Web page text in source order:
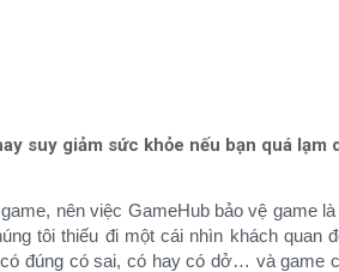
suy giảm sức khỏe nếu bạn quá
nên việc GameHub bảo vệ game
tôi thiếu đi một cái nhìn khách quan
đúng có sai, có hay có dở… và game